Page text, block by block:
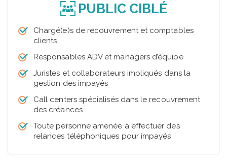
PUBLIC CIBLÉ
Chargé(e)s de recouvrement et comptables
clients
Responsables ADV et managers d’équipe
Juristes et collaborateurs impliqués dans la
gestion des impayés
Call centers spécialisés dans le recouvrement
des créances
Toute personne amenée à effectuer des
relances téléphoniques pour impayés